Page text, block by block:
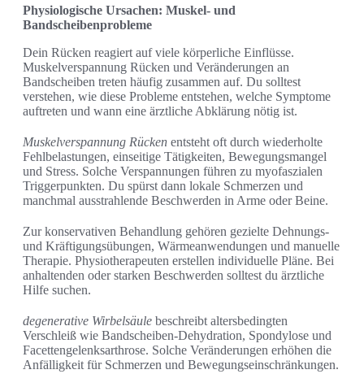
Physiologische Ursachen: Muskel- und
Bandscheibenprobleme
Dein Rücken reagiert auf viele körperliche Einflüsse.
Muskelverspannung Rücken und Veränderungen an
Bandscheiben treten häufig zusammen auf. Du solltest
verstehen, wie diese Probleme entstehen, welche Symptome
auftreten und wann eine ärztliche Abklärung nötig ist.
Muskelverspannung Rücken entsteht oft durch wiederholte
Fehlbelastungen, einseitige Tätigkeiten, Bewegungsmangel
und Stress. Solche Verspannungen führen zu myofaszialen
Triggerpunkten. Du spürst dann lokale Schmerzen und
manchmal ausstrahlende Beschwerden in Arme oder Beine.
Zur konservativen Behandlung gehören gezielte Dehnungs-
und Kräftigungsübungen, Wärmeanwendungen und manuelle
Therapie. Physiotherapeuten erstellen individuelle Pläne. Bei
anhaltenden oder starken Beschwerden solltest du ärztliche
Hilfe suchen.
degenerative Wirbelsäule beschreibt altersbedingten
Verschleiß wie Bandscheiben-Dehydration, Spondylose und
Facettengelenksarthrose. Solche Veränderungen erhöhen die
Anfälligkeit für Schmerzen und Bewegungseinschränkungen.